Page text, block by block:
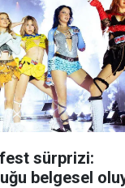
sürprizi:
belgesel